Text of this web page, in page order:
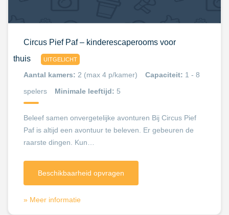
Circus Pief Paf – kinderescaperooms voor
thuis
UITGELICHT
Aantal kamers: 2 (max 4 p/kamer) Capaciteit: 1 - 8
spelers
Minimale leeftijd: 5
Beleef samen onvergetelijke avonturen Bij Circus Pief
Paf is altijd een avontuur te beleven. Er gebeuren de
raarste dingen. Kun…
Beschikbaarheid opvragen
» Meer informatie